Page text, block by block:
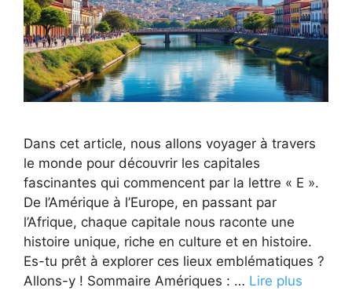
Dans cet article, nous allons voyager à travers
le monde pour découvrir les capitales
fascinantes qui commencent par la lettre « E ».
De l’Amérique à l’Europe, en passant par
l’Afrique, chaque capitale nous raconte une
histoire unique, riche en culture et en histoire.
Es-tu prêt à explorer ces lieux emblématiques ?
Allons-y ! Sommaire Amériques : … Lire plus